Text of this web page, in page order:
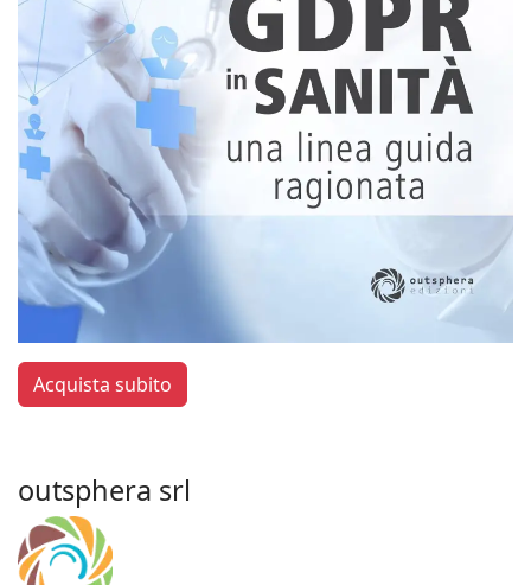
Acquista subito
outsphera srl